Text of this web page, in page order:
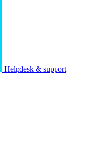
Helpdesk & support